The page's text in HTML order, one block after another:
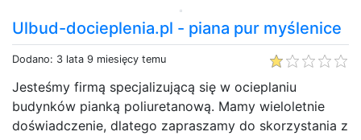
Ulbud-docieplenia.pl - piana pur myślenice
Dodano: 3 lata 9 miesięcy temu
Jesteśmy firmą specjalizującą się w ocieplaniu
budynków pianką poliuretanową. Mamy wieloletnie
doświadczenie, dlatego zapraszamy do skorzystania z